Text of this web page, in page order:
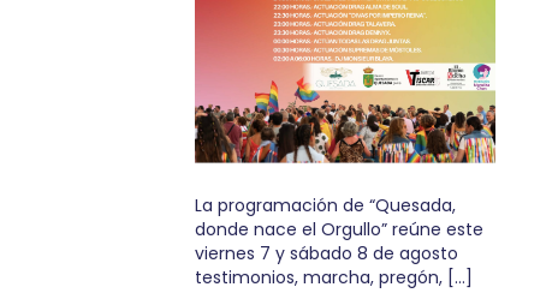
La programación de “Quesada,
donde nace el Orgullo” reúne este
viernes 7 y sábado 8 de agosto
testimonios, marcha, pregón, […]